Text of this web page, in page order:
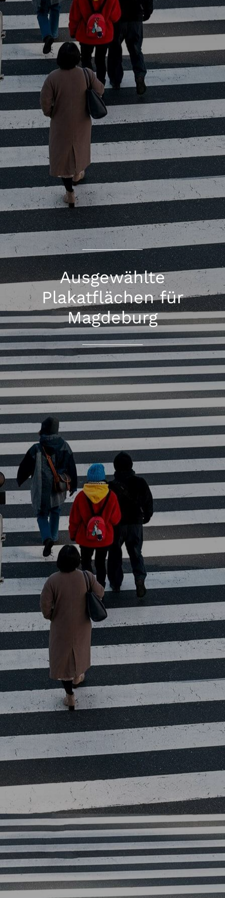
Ausgewählte
Plakatflächen für
Magdeburg